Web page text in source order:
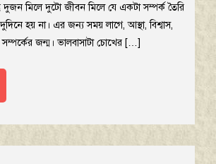
দুজন মিলে দুটো জীবন মিলে যে একটা সম্পর্ক তৈরি
হয় না। এর জন্য সময় লাগে, আস্থা, বিশ্বাস,
সম্পর্কের জন্ম। ভালবাসাটা চোখের […]